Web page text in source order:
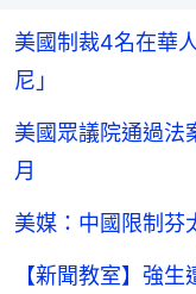
美國制裁4名在華
尼」
美國眾議院通過
月
美媒：中國限制
【新聞教室】強